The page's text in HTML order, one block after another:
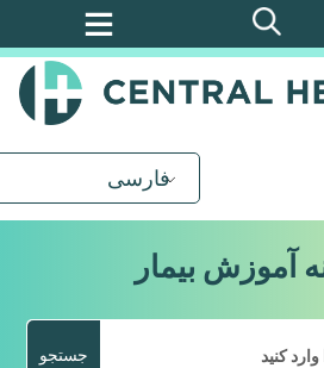
فارسی
آموزش بیمار
جستجو